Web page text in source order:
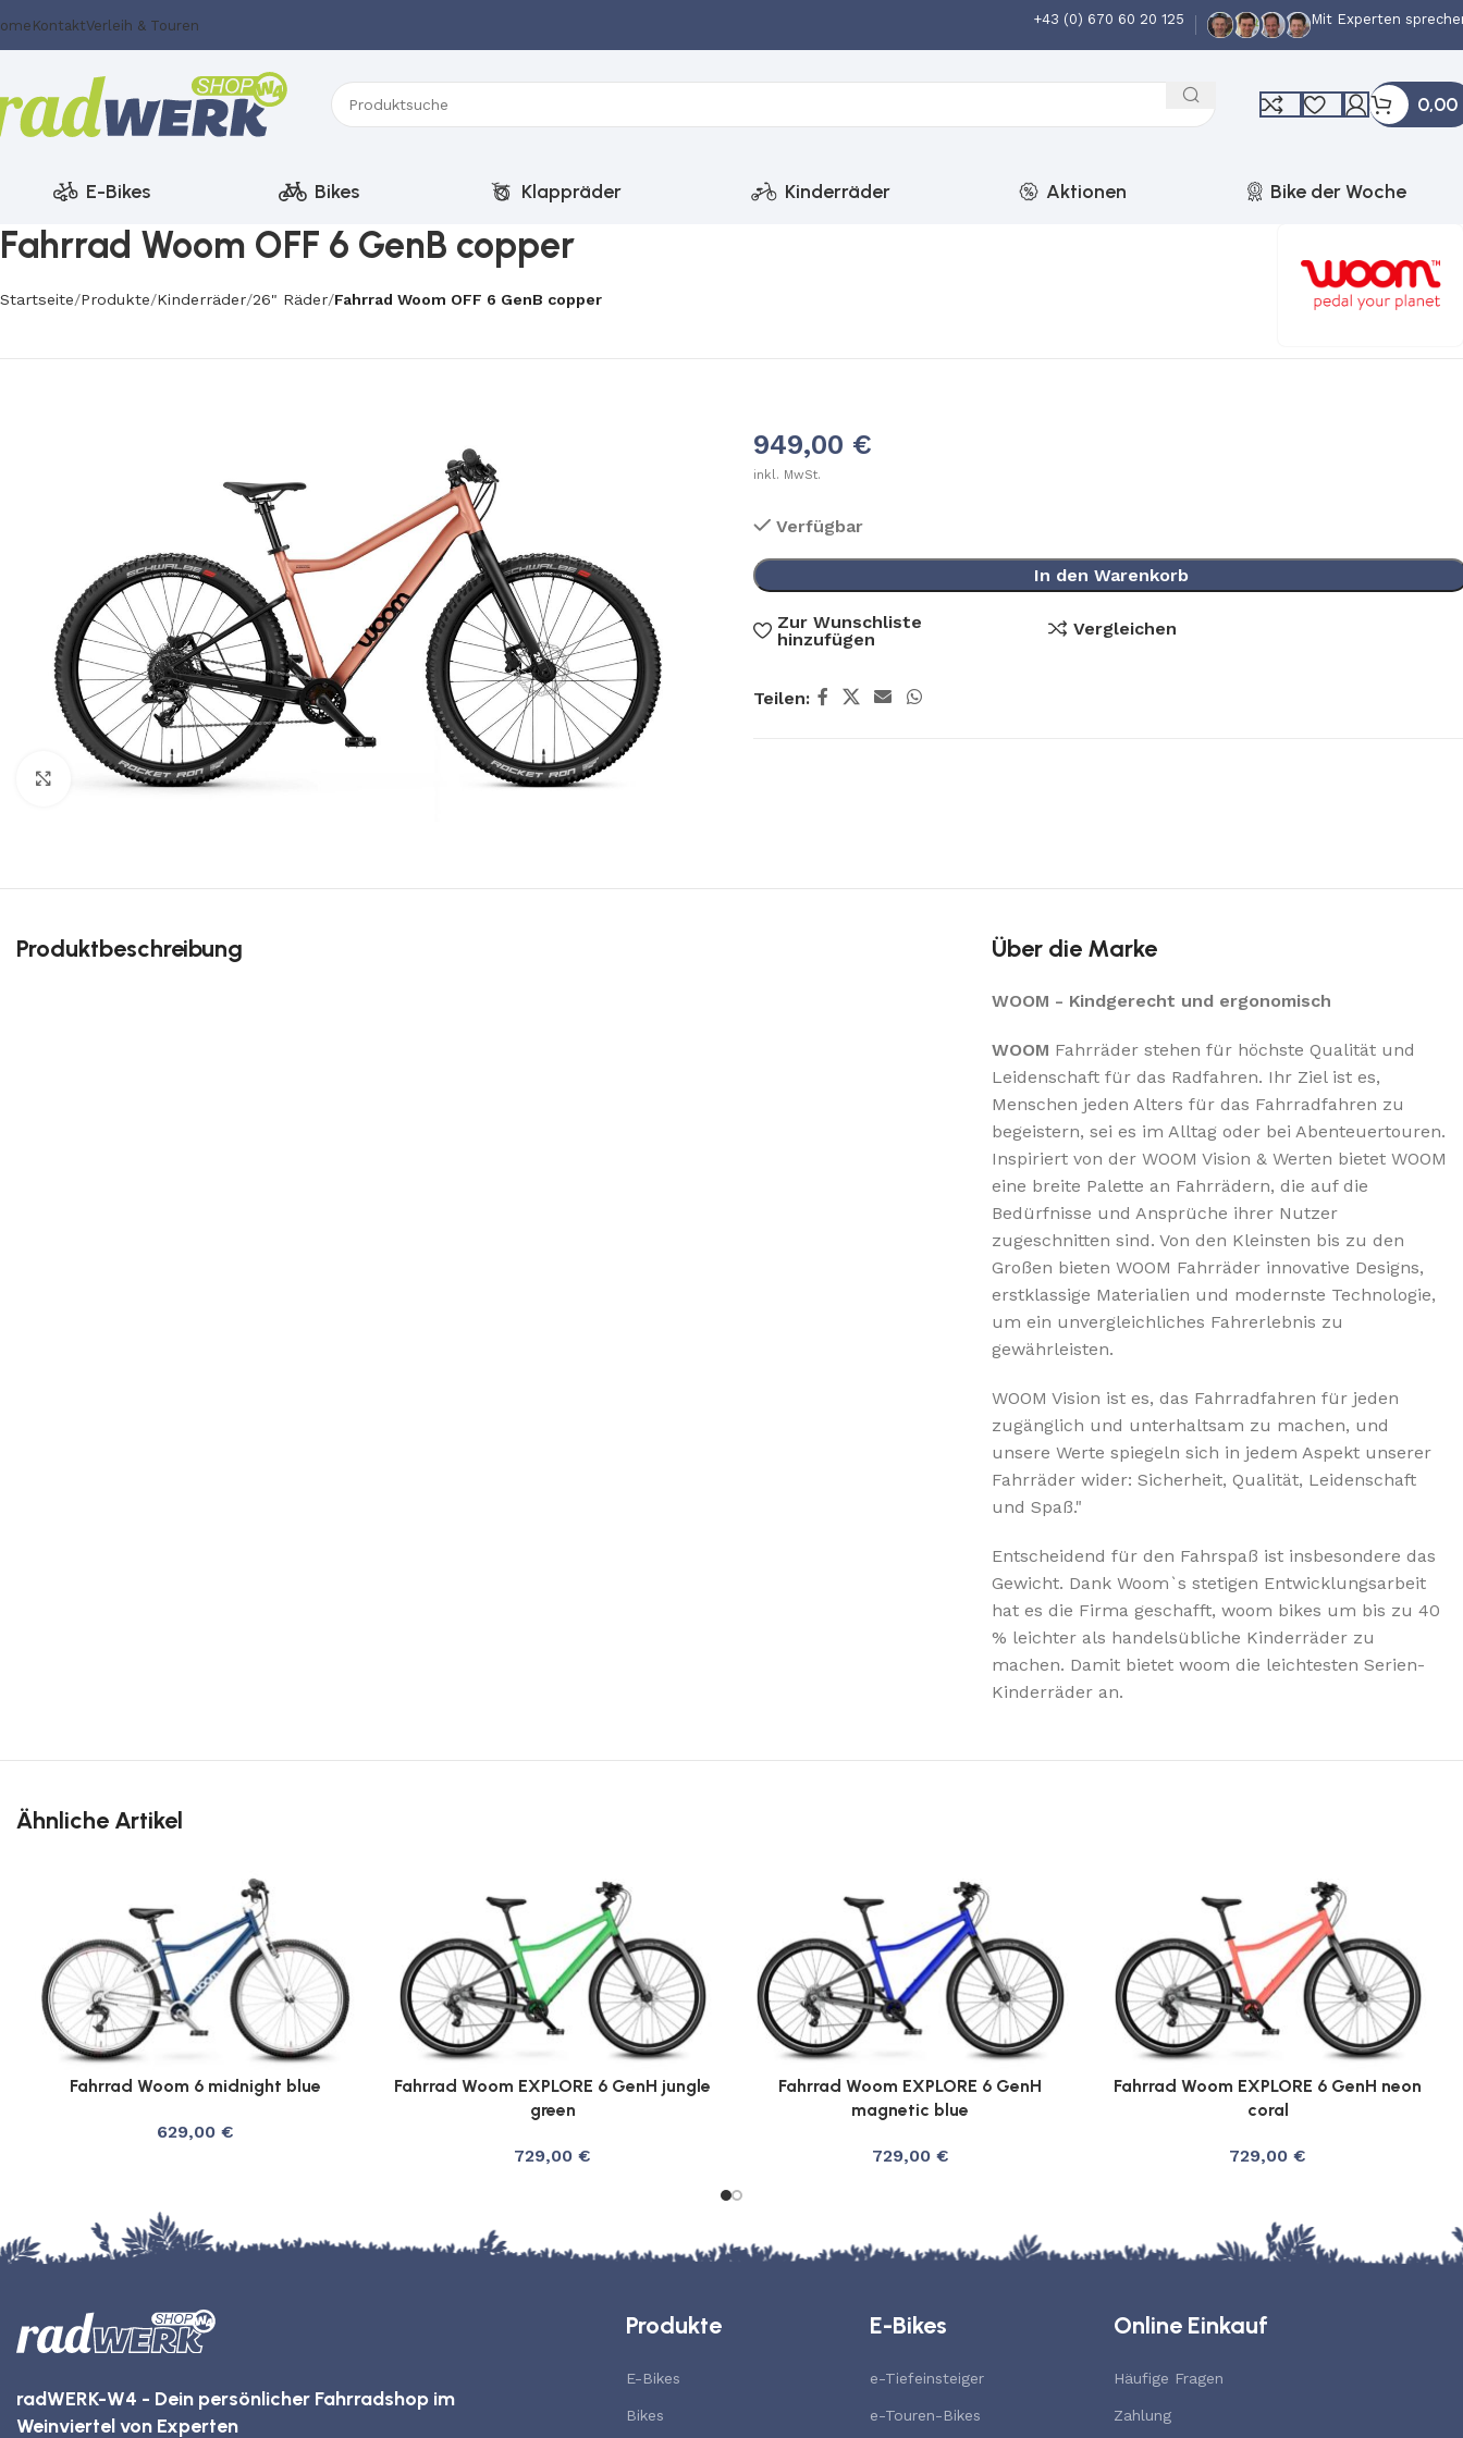
KontaktVerleih & Touren +43 (0) 670 60 20 125 Mit Experten
0,00
E-Bikes Bikes Klappräder Kinderräder Aktionen Bike der Woche
Fahrrad Woom OFF 6 GenB copper
Startseite Produkte Kinderräder 26" Räder Fahrrad Woom OFF 6 GenB copper
Klick zum Vergrößern
949,00 €
inkl. MwSt.
Verfügbar
In den Warenkorb
Zur Wunschliste
hinzufügen
Vergleichen
Teilen:
Produktbeschreibung Über die Marke
WOOM - Kindgerecht und ergonomisch
WOOM Fahrräder stehen für höchste Qualität und
Leidenschaft für das Radfahren. Ihr Ziel ist es,
Menschen jeden Alters für das Fahrradfahren zu
begeistern, sei es im Alltag oder bei Abenteuertouren.
Inspiriert von der WOOM Vision & Werten bietet WOOM
eine breite Palette an Fahrrädern, die auf die
Bedürfnisse und Ansprüche ihrer Nutzer
zugeschnitten sind. Von den Kleinsten bis zu den
Großen bieten WOOM Fahrräder innovative Designs,
erstklassige Materialien und modernste Technologie,
um ein unvergleichliches Fahrerlebnis zu
gewährleisten.
WOOM Vision ist es, das Fahrradfahren für jeden
zugänglich und unterhaltsam zu machen, und
unsere Werte spiegeln sich in jedem Aspekt unserer
Fahrräder wider: Sicherheit, Qualität, Leidenschaft
und Spaß."
Entscheidend für den Fahrspaß ist insbesondere das
Gewicht. Dank Woom`s stetigen Entwicklungsarbeit
hat es die Firma geschafft, woom bikes um bis zu 40
% leichter als handelsübliche Kinderräder zu
machen. Damit bietet woom die leichtesten Serien-
Kinderräder an.
Ähnliche Artikel
Fahrrad Woom 6 midnight blue
629,00 €
Fahrrad Woom EXPLORE 6 GenH jungle
green
729,00€
Fahrrad Woom EXPLORE 6 GenH
magnetic blue
729,00 €
Fahrrad Woom EXPLORE 6 GenH neon
coral
729,00€
radWERK-W4 - Dein persönlicher Fahrradshop im
Weinviertel von Experten
Produkte
E-Bikes
Bikes
E-Bikes
e-Tiefeinsteiger
e-Touren-Bikes
Online Einkauf
Häufige Fragen
Zahlung